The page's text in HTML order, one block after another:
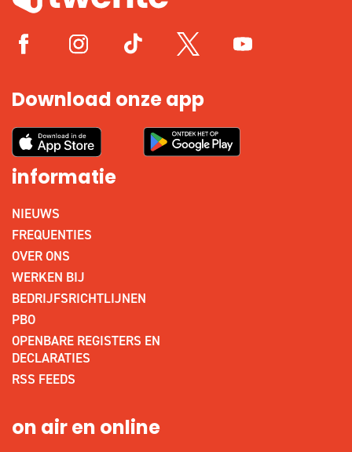
Download onze app
informatie
NIEUWS
FREQUENTIES
OVER ONS
WERKEN BIJ
BEDRIJFSRICHTLIJNEN
PBO
OPENBARE REGISTERS EN
DECLARATIES
RSS FEEDS
on air en online